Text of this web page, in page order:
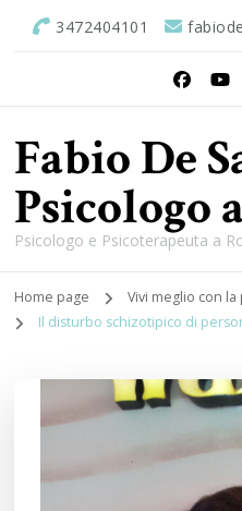
3472404101
Fabio De
Psicologo
Psicologo e Psicoterapeuta a
Home page Vivi meglio con la
Il disturbo schizotipico di